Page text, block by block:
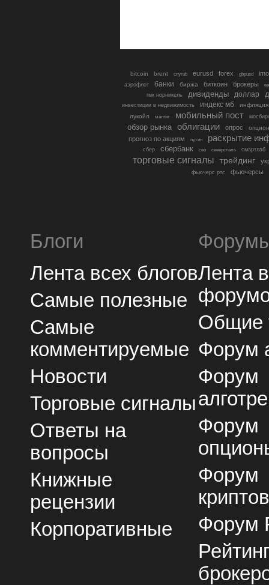
bitcoin brent cnyrub eurusd forex gbpusd
аэрофлот банки биржа биткоин брокеры
гмк норникель
дивиденды доллар
инвестиции в недвижимость индекс мб
инфляция
лукойл
магнит мобильный пост
обзор рынка облигации опрос
прогноз по акциям путин раскрытие
сбер сбербанк сво северсталь смартлаб
торговые сигналы трейдинг
фьючерс ртс фьючерсы
Блоги
Лента всех блогов
Самые полезные
Самые
комментируемые
Новости
Торговые сигналы
Ответы на
вопросы
Книжные
рецензии
Корпоративные
Лента
Общие
Форум
Форум
Форум
Форум
Форум